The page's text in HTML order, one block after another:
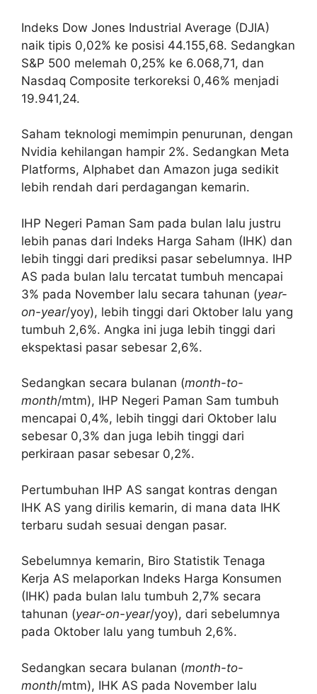
Indeks Dow Jones Industrial Average (DJIA)
naik tipis 0,02% ke posisi 44.155,68. Sedangkan
S&P 500 melemah 0,25% ke 6.068,71, dan
Nasdaq Composite terkoreksi 0,46% menjadi
19.941,24.
Saham teknologi memimpin penurunan, dengan
Nvidia kehilangan hampir 2%. Sedangkan Meta
Platforms, Alphabet dan Amazon juga sedikit
lebih rendah dari perdagangan kemarin.
IHP Negeri Paman Sam pada bulan lalu justru
lebih panas dari Indeks Harga Saham (IHK) dan
lebih tinggi dari prediksi pasar sebelumnya. IHP
AS pada bulan lalu tercatat tumbuh mencapai
3% pada November lalu secara tahunan (year-
on-year/yoy), lebih tinggi dari Oktober lalu yang
tumbuh 2,6%. Angka ini juga lebih tinggi dari
ekspektasi pasar sebesar 2,6%.
Sedangkan secara bulanan (month-to-
month/mtm), IHP Negeri Paman Sam tumbuh
mencapai 0,4%, lebih tinggi dari Oktober lalu
sebesar 0,3% dan juga lebih tinggi dari
perkiraan pasar sebesar 0,2%.
Pertumbuhan IHP AS sangat kontras dengan
IHK AS yang dirilis kemarin, di mana data IHK
terbaru sudah sesuai dengan pasar.
Sebelumnya kemarin, Biro Statistik Tenaga
Kerja AS melaporkan Indeks Harga Konsumen
(IHK) pada bulan lalu tumbuh 2,7% secara
tahunan (year-on-year/yoy), dari sebelumnya
pada Oktober lalu yang tumbuh 2,6%.
Sedangkan secara bulanan (month-to-
month/mtm), IHK AS pada November lalu